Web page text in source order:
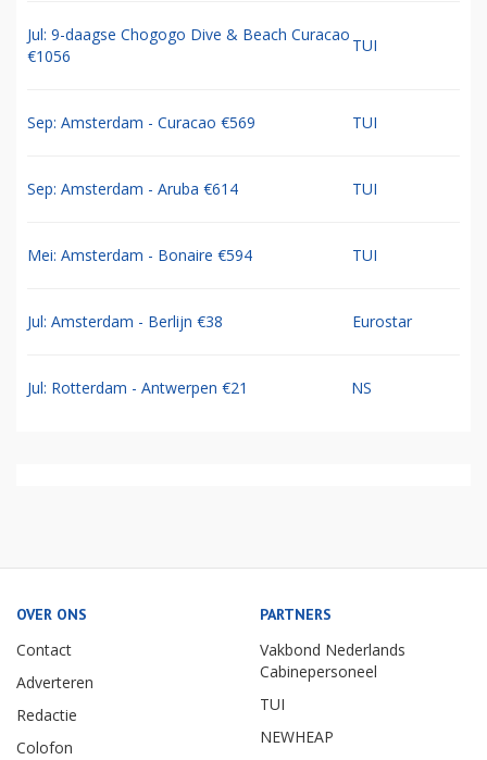
Jul: 9-daagse Chogogo Dive & Beach Curacao
€1056
TUI
Sep: Amsterdam - Curacao €569 TUI
Sep: Amsterdam - Aruba €614 TUI
Mei: Amsterdam - Bonaire €594 TUI
Jul: Amsterdam - Berlijn €38 Eurostar
Jul: Rotterdam - Antwerpen €21 NS
OVER ONS
Contact
Adverteren
Redactie
Colofon
PARTNERS
Vakbond Nederlands
Cabinepersoneel
TUI
NEWHEAP